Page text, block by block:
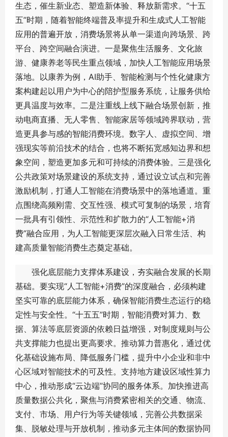
生态，催生新业态、塑造新体验、释放新需求。“十五
五”时期，随着智能终端普及率提升和生成式人工智能
应用的普遍开放，消费场景将从单一渠道向跨场景、跨
平台、跨空间融合演进。一是聚焦生活服务、文化旅
游、健康养老等民生重点领域，加快人工智能应用场景
落地。以康养为例，AI助手、智能检测与个性化健康方
案构建起以用户为中心的陪护型服务系统，让服务供给
更具温度与效率。二是注重线上线下融合场景创新，推
动电商直播、无人零售、智能家居等领域跨界联动，营
造更具参与感的智能消费环境。数字人、虚拟空间、增
强现实等前沿技术的结合，也将不断拓宽感知边界和想
象空间，塑造更加多元和可持续的消费体验。三是强化
公共政策对场景建设的系统支持，通过设立试点和完善
激励机制，打通人工智能在消费场景中的落地通道。重
点围绕高频刚需、交互性强、模式可复制的场景，培育
一批具有引领性、示范性和扩散力的“人工智能+消
费”融合应用，为人工智能更深层次融入日常生活、构
建高质量智能消费生态奠定基础。
强化底层能力支撑体系建设，夯实融合发展的长期
基础。要实现“人工智能+消费”的深度融合，必须构建
坚实可靠的底层能力体系，确保智能消费生态运行的稳
定性与安全性。“十五五”时期，智能消费对算力、数
据、算法等底层资源的依赖日益增强，对制度规则与公
共支撑能力也提出更高要求。推动算力普惠化，通过优
化基础设施布局、降低服务门槛，提升中小企业和非中
心区域对智能技术的可及性。支持地方建设区域性算力
中心，推动形成“云边端”协同的服务体系。加快推进高
质量数据公共化，聚焦与消费紧密相关的交通、物流、
支付、市场、用户行为等关键领域，完善公共数据采
集、脱敏处理与开放机制，推动多元主体间的数据协同